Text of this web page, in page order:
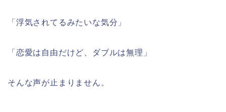
「浮気されてるみたいな気分」
「恋愛は自由だけど、ダブルは無理」
そんな声が止まりません。